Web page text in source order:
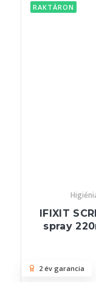
RAKTÁRON
IFIXIT
spray
2 év garancia